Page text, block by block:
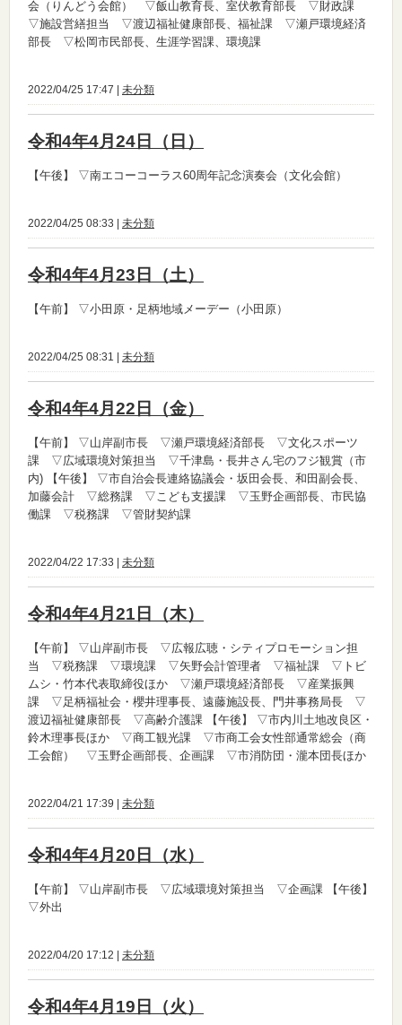
会（りんどう会館） ▽飯山教育長、室伏教育部長 ▽財政課
▽施設営繕担当 ▽渡辺福祉健康部長、福祉課 ▽瀬戸環境経済
部長 ▽松岡市民部長、生涯学習課、環境課
2022/04/25 17:47 | 未分類
令和4年4月24日（日）
【午後】 ▽南エコーコーラス60周年記念演奏会（文化会館）
2022/04/25 08:33 | 未分類
令和4年4月23日（土）
【午前】 ▽小田原・足柄地域メーデー（小田原）
2022/04/25 08:31 | 未分類
令和4年4月22日（金）
【午前】
▽山岸副市長 ▽瀬戸環境経済部長 ▽文化スポーツ
課 ▽広域環境対策担当 ▽千津島・長井さん宅のフジ観賞（市
内) 【午後】
▽市自治会長連絡協議会・坂田会長、和田副会長、
加藤会計 ▽総務課 ▽こども支援課 ▽玉野企画部長、市民協
働課 ▽税務課 ▽管財契約課
2022/04/22 17:33 | 未分類
令和4年4月21日（木）
【午前】
▽山岸副市長 ▽広報広聴・シティプロモーション担
当 ▽税務課 ▽環境課 ▽矢野会計管理者 ▽福祉課 ▽トビ
ムシ・竹本代表取締役ほか ▽瀬戸環境経済部長 ▽産業振興
課 ▽足柄福祉会・櫻井理事長、遠藤施設長、門井事務局長 ▽
渡辺福祉健康部長 ▽高齢介護課 【午後】
▽市内川土地改良区・
鈴木理事長ほか ▽商工観光課 ▽市商工会女性部通常総会（商
工会館） ▽玉野企画部長、企画課 ▽市消防団・瀧本団長ほか
2022/04/21 17:39 | 未分類
令和4年4月20日（水）
【午前】 ▽山岸副市長 ▽広域環境対策担当 ▽企画課 【午後】
▽外出
2022/04/20 17:12 | 未分類
令和4年4月19日（火）